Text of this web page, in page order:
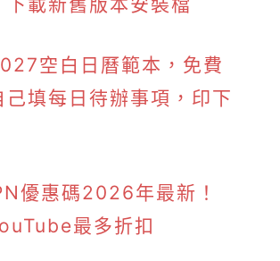
空白日曆範本，免費
己填每日待辦事項，印下
優惠碼2026年最新！
最多折扣